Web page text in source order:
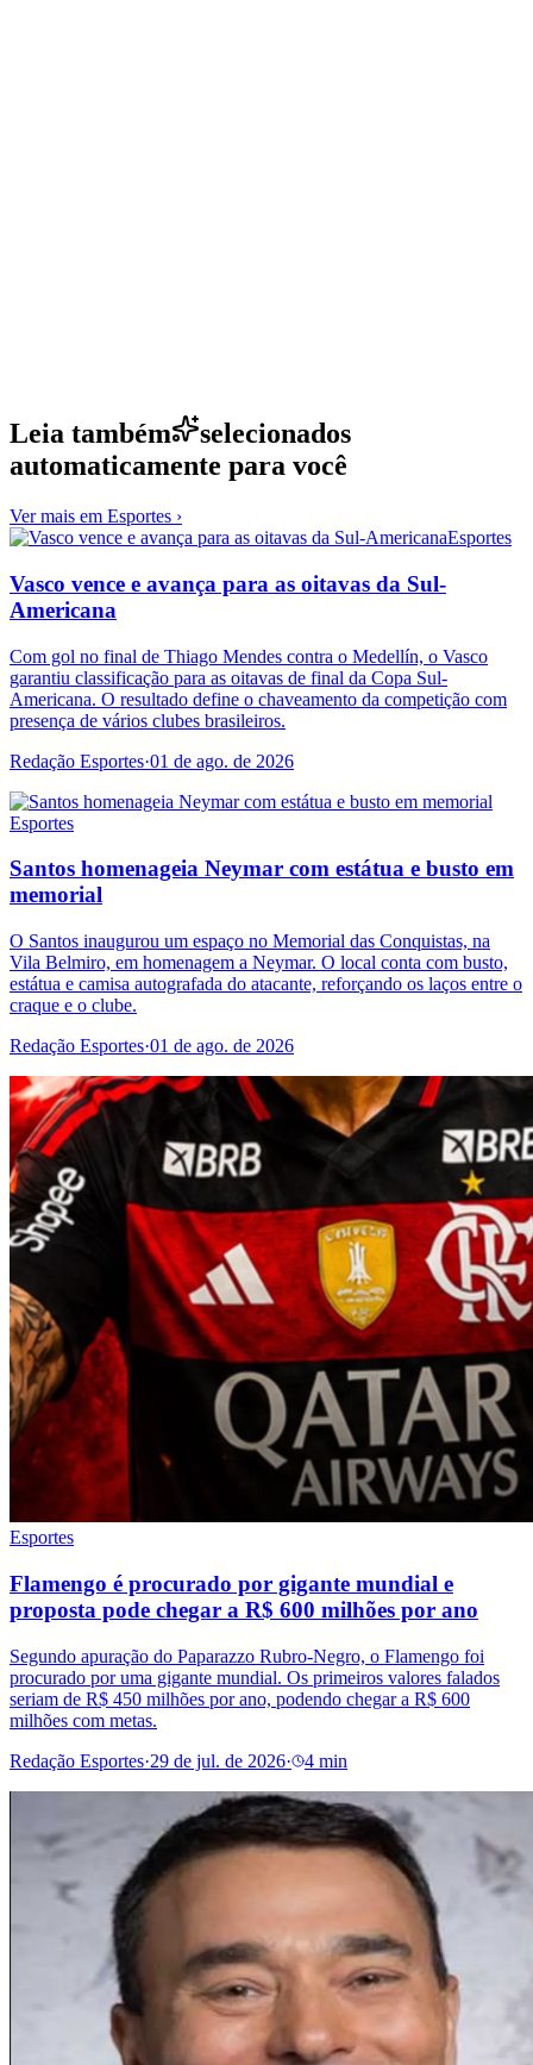
Leia também
selecionados
automaticamente para você
Ver mais em Esportes ›
Esportes
Vasco vence e avança para as oitavas da Sul-
Americana
Com gol no final de Thiago Mendes contra o Medellín, o Vasco
garantiu classificação para as oitavas de final da Copa Sul-
Americana. O resultado define o chaveamento da competição com
presença de vários clubes brasileiros.
Redação Esportes·01 de ago. de 2026
Esportes
Santos homenageia Neymar com estátua e busto em
memorial
O Santos inaugurou um espaço no Memorial das Conquistas, na
Vila Belmiro, em homenagem a Neymar. O local conta com busto,
estátua e camisa autografada do atacante, reforçando os laços entre o
craque e o clube.
Redação Esportes·01 de ago. de 2026
Esportes
Flamengo é procurado por gigante mundial e
proposta pode chegar a R$ 600 milhões por ano
Segundo apuração do Paparazzo Rubro-Negro, o Flamengo foi
procurado por uma gigante mundial. Os primeiros valores falados
seriam de R$ 450 milhões por ano, podendo chegar a R$ 600
milhões com metas.
Redação Esportes·29 de jul. de 2026· 4 min